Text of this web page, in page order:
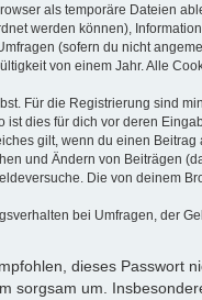
als temporäre Dateien
werden können),
(sofern du nicht
von einem Jahr. Alle
Für die Registrierung sind
dies für dich vor deren
gilt, wenn du einen Beitrag
und Ändern von Beiträgen
Die von deinem
bei Umfragen, der
dieses Passwort
sorgsam um.